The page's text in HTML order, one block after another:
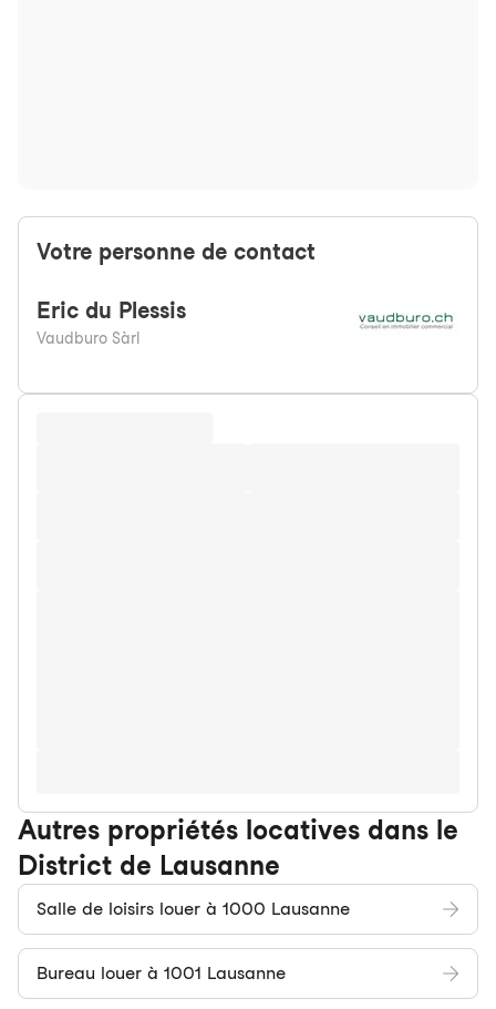
Votre personne de contact
Eric du Plessis
Vaudburo Sàrl
Autres propriétés locatives dans le
District de Lausanne
Salle de loisirs louer à 1000 Lausanne
Bureau louer à 1001 Lausanne